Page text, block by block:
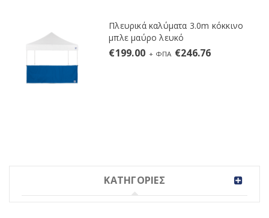
ΚΑΤΗΓΟΡΙΕΣ
Πλευρικά καλύματα 3.0m κόκκινο
μπλε μαύρο λευκό
€199.00 + ΦΠΑ €246.76